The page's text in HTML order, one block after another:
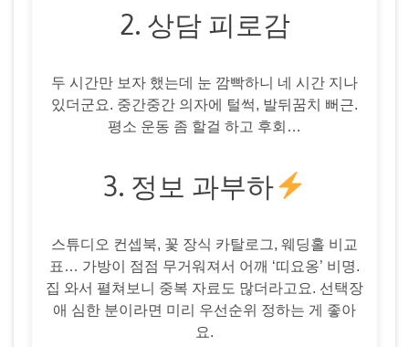
2. 상담 피로감
두 시간만 보자 했는데 눈 깜빡하니 네 시간 지나
있더군요. 중간중간 의자에 털썩, 발뒤꿈치 뻐근.
평소 운동 좀 할걸 하고 후회…
3. 정보 과부하
스튜디오 컨셉북, 꽃 장식 카탈로그, 웨딩홀 비교
표… 가방이 점점 무거워져서 어깨 ‘띠요옹’ 비명.
집 와서 펼쳐보니 중복 자료도 많더라고요. 선택장
애 심한 분이라면 미리 우선순위 정하는 게 좋아
요.